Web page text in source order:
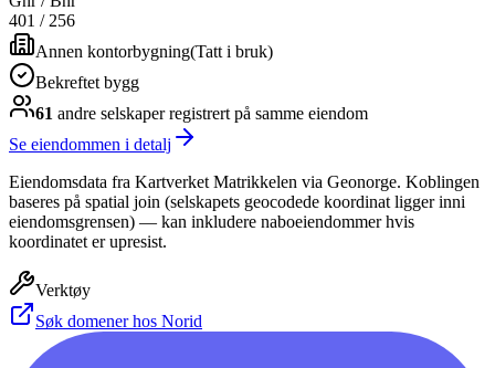
401 /256
Annen kontorbygning(Tatt i bruk)
Bekreftet bygg
61 andre selskaperregistrert på samme eiendom
Se eiendommen i detalj
Eiendomsdata fra Kartverket Matrikkelen via Geonorge. Koblingen
baseres på spatial join (selskapets geocodede koordinat ligger inni
eiendomsgrensen) — kan inkludere naboeiendommer hvis
koordinatet er upresist.
Verktøy
Søk domener hos Norid